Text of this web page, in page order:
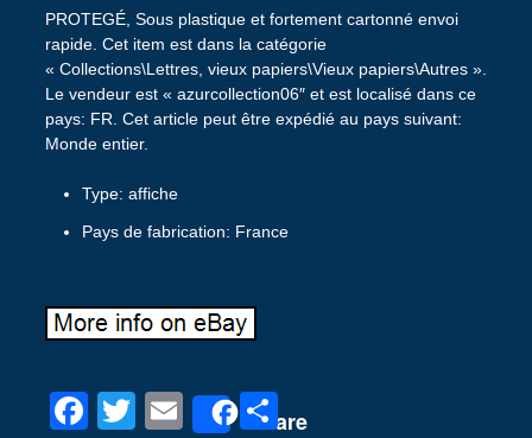
PROTEGÉ, Sous plastique et fortement cartonné envoi
rapide. Cet item est dans la catégorie
« Collections\Lettres, vieux papiers\Vieux papiers\Autres ».
Le vendeur est « azurcollection06″ et est localisé dans ce
pays: FR. Cet article peut être expédié au pays suivant:
Monde entier.
Type: affiche
Pays de fabrication: France
F
T
E
Share
P